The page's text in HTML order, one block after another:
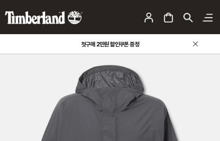
첫구매 2만원 할인쿠폰 증정